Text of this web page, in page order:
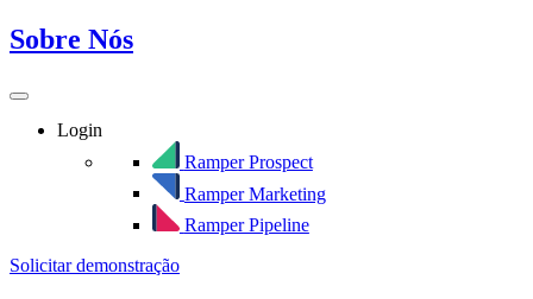
Sobre Nós
Login
Ramper Prospect
Ramper Marketing
Ramper Pipeline
Solicitar demonstração